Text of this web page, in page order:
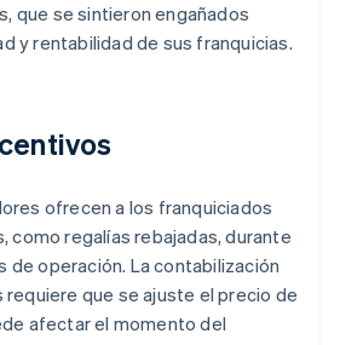
que se sintieron engañados
y rentabilidad de sus franquicias.
ofrecen a los franquiciados
como regalías rebajadas, durante
de operación. La contabilización
que se ajuste el precio de
afectar el momento del